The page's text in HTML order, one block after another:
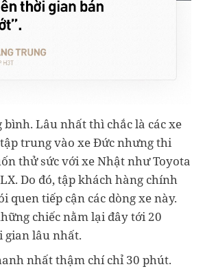
Lâu nhất thì chắc là các xe
trung vào xe Đức nhưng thi
thử sức với xe Nhật như Toyota
Do đó, tập khách hàng chính
quen tiếp cận các dòng xe này.
chiếc nằm lại đây tới 20
gian lâu nhất.
nhất thậm chí chỉ 30 phút.